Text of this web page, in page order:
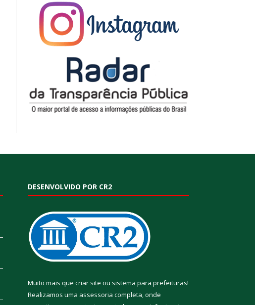
DESENVOLVIDO POR CR2
Muito mais que criar site ou sistema para prefeituras!
Realizamos uma assessoria completa, onde